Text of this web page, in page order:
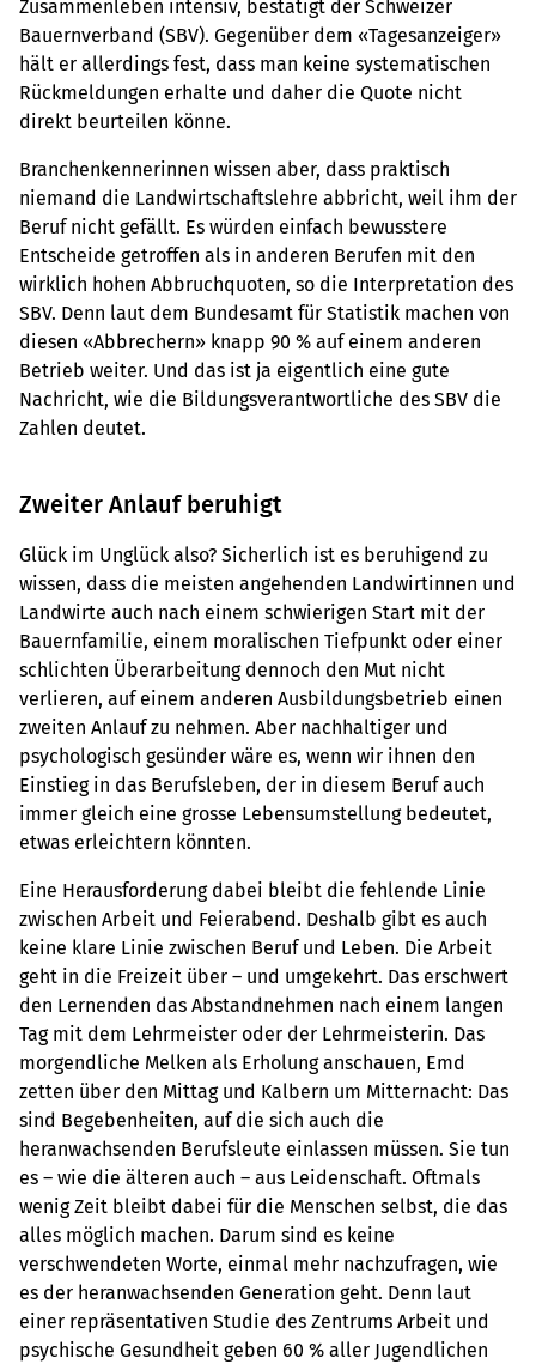
Zusammenleben intensiv, bestätigt der Schweizer
Bauernverband (SBV). Gegenüber dem «Tagesanzeiger»
hält er allerdings fest, dass man keine systematischen
Rückmeldungen erhalte und daher die Quote nicht
direkt beurteilen könne.
Branchenkennerinnen wissen aber, dass praktisch
niemand die Landwirtschaftslehre abbricht, weil ihm der
Beruf nicht gefällt. Es würden einfach bewusstere
Entscheide getroffen als in anderen Berufen mit den
wirklich hohen Abbruchquoten, so die Interpretation des
SBV. Denn laut dem Bundesamt für Statistik machen von
diesen «Abbrechern» knapp 90 % auf einem anderen
Betrieb weiter. Und das ist ja eigentlich eine gute
Nachricht, wie die Bildungsverantwortliche des SBV die
Zahlen deutet.
Zweiter Anlauf beruhigt
Glück im Unglück also? Sicherlich ist es beruhigend zu
wissen, dass die meisten angehenden Landwirtinnen und
Landwirte auch nach einem schwierigen Start mit der
Bauernfamilie, einem moralischen Tiefpunkt oder einer
schlichten Überarbeitung dennoch den Mut nicht
verlieren, auf einem anderen Ausbildungsbetrieb einen
zweiten Anlauf zu nehmen. Aber nachhaltiger und
psychologisch gesünder wäre es, wenn wir ihnen den
Einstieg in das Berufsleben, der in diesem Beruf auch
immer gleich eine grosse Lebensumstellung bedeutet,
etwas erleichtern könnten.
Eine Herausforderung dabei bleibt die fehlende Linie
zwischen Arbeit und Feierabend. Deshalb gibt es auch
keine klare Linie zwischen Beruf und Leben. Die Arbeit
geht in die Freizeit über – und umgekehrt. Das erschwert
den Lernenden das Abstandnehmen nach einem langen
Tag mit dem Lehrmeister oder der Lehrmeisterin. Das
morgendliche Melken als Erholung anschauen, Emd
zetten über den Mittag und Kalbern um Mitternacht: Das
sind Begebenheiten, auf die sich auch die
heranwachsenden Berufsleute einlassen müssen. Sie tun
es – wie die älteren auch – aus Leidenschaft. Oftmals
wenig Zeit bleibt dabei für die Menschen selbst, die das
alles möglich machen. Darum sind es keine
verschwendeten Worte, einmal mehr nachzufragen, wie
es der heranwachsenden Generation geht. Denn laut
einer repräsentativen Studie des Zentrums Arbeit und
psychische Gesundheit geben 60 % aller Jugendlichen